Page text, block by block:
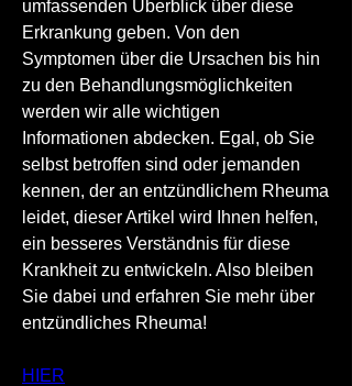
umfassenden Überblick über diese
Erkrankung geben. Von den
Symptomen über die Ursachen bis hin
zu den Behandlungsmöglichkeiten
werden wir alle wichtigen
Informationen abdecken. Egal, ob Sie
selbst betroffen sind oder jemanden
kennen, der an entzündlichem Rheuma
leidet, dieser Artikel wird Ihnen helfen,
ein besseres Verständnis für diese
Krankheit zu entwickeln. Also bleiben
Sie dabei und erfahren Sie mehr über
entzündliches Rheuma!
HIER